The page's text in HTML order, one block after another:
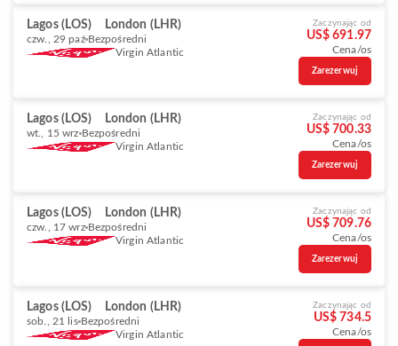
Lagos (LOS) London (LHR)
czw., 29 paź Bezpośredni
Virgin Atlantic
Zaczynając od
US$ 691.97
Cena/os
Zarezerwuj
Lagos (LOS) London (LHR)
wt., 15 wrz Bezpośredni
Virgin Atlantic
Zaczynając od
US$ 700.33
Cena/os
Zarezerwuj
Lagos (LOS) London (LHR)
czw., 17 wrz Bezpośredni
Virgin Atlantic
Zaczynając od
US$ 709.76
Cena/os
Zarezerwuj
Lagos (LOS) London (LHR)
sob., 21 lis Bezpośredni
Virgin Atlantic
Zaczynając od
US$ 734.5
Cena/os